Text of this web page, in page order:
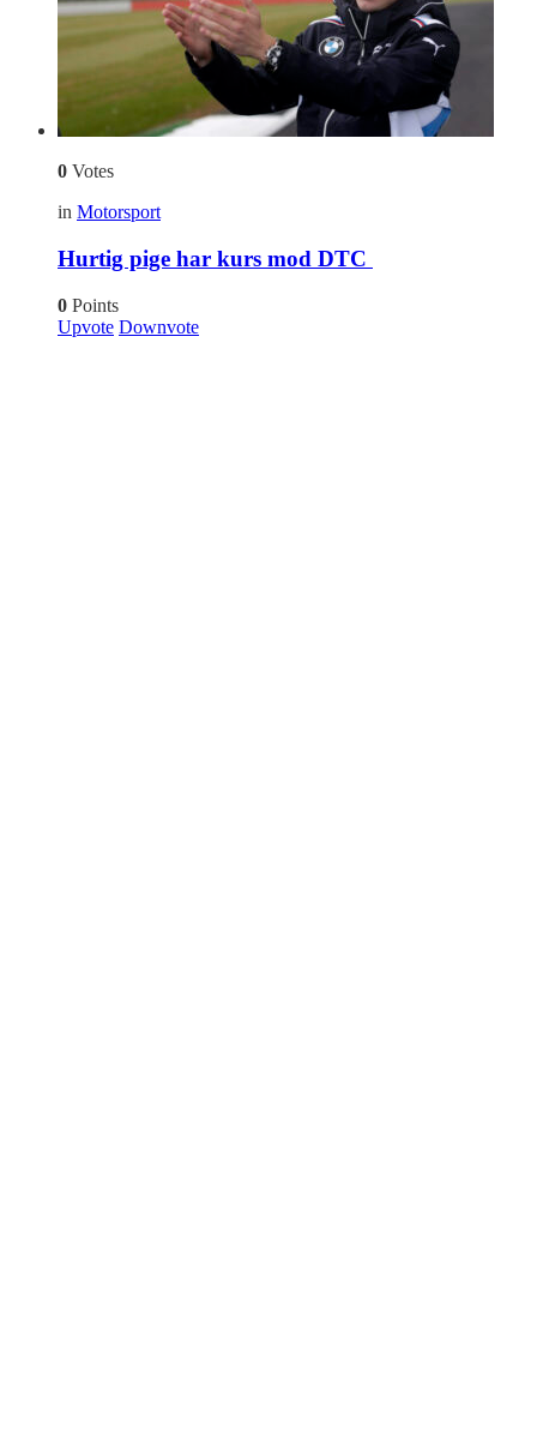
0 Votes
in Motorsport
Hurtig pige har kurs mod DTC
0 Points
Upvote Downvote